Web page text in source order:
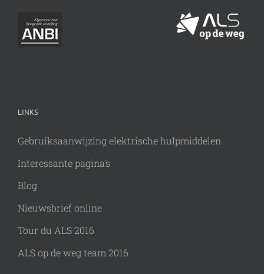
LINKS
Gebruiksaanwijzing elektrische hulpmiddelen
Interessante pagina's
Blog
Nieuwsbrief online
Tour du ALS 2016
ALS op de weg team 2016